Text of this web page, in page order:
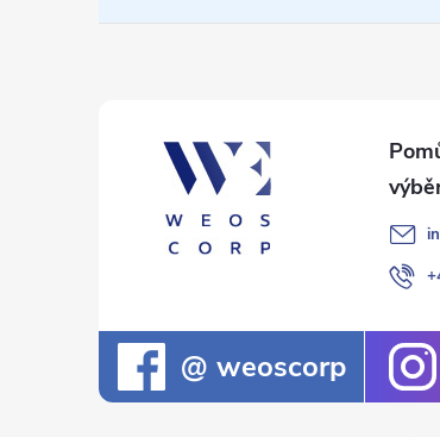
weoscorp